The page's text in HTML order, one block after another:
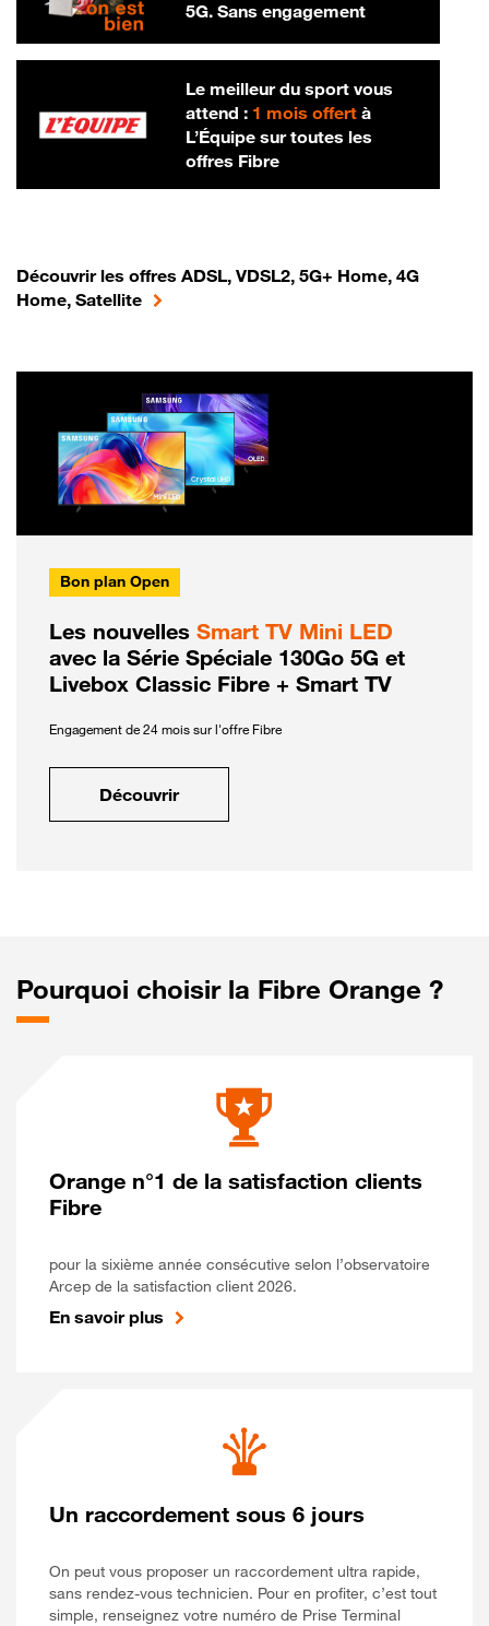
5G. Sans engagement
Le meilleur du sport vous
attend : 1 mois offertà
L’Équipe sur toutes les
offres Fibre
Découvrir les offres ADSL, VDSL2, 5G+ Home, 4G
Home, Satellite
Bon plan Open
Les nouvelles Smart TV Mini LED
avec la Série Spéciale 130Go 5G et
Livebox Classic Fibre + Smart TV
Engagement de 24 mois sur l'offre Fibre
Découvrir
Pourquoi choisir la Fibre Orange ?
Orange n°1 de la satisfaction clients
Fibre
pour la sixième année consécutive selon l’observatoire
Arcep de la satisfaction client 2026.
En savoir plus
Un raccordement sous 6 jours
On peut vous proposer un raccordement ultra rapide,
sans rendez-vous technicien. Pour en profiter, c’est tout
simple, renseignez votre numéro de Prise Terminal